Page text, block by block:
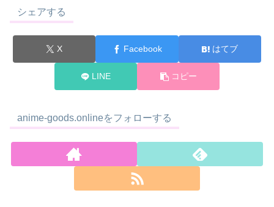
シェアする
X Facebook はてブ
LINE コピー
anime-goods.onlineをフォローする